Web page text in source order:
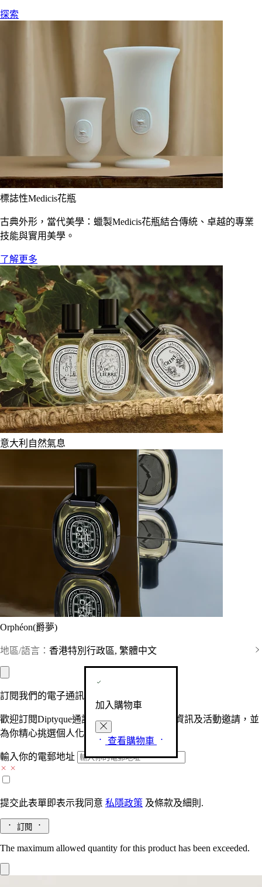
探索
標誌性Medicis花瓶
古典外形，當代美學：蠟製Medicis花瓶結合傳統、卓越的專業
技能與實用美學。
了解更多
意大利自然氣息
Orphéon(爵夢)
地區/語言： 香港特別行政區, 繁體中文
加入購物車
查看購物車
訂閱我們的電子通訊
歡迎訂閱Diptyque通訊，接收品牌最新產品資訊及活動邀請，並
為你精心挑選個人化的驚喜及禮物。
輸入你的電郵地址
提交此表單即表示我同意 私隱政策 及條款及細則.
訂閱
The maximum allowed quantity for this product has been exceeded.